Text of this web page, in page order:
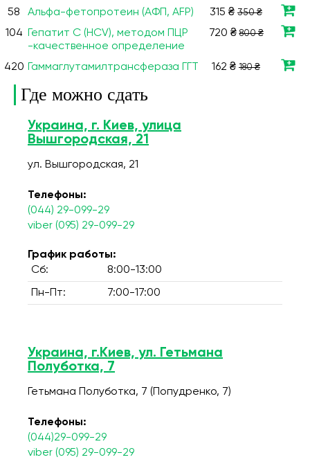
58 Альфа-фетопротеин (АФП, AFP) 315 ₴ 350 ₴
104
Гепатит C (HCV), методом ПЦР
-качественное определение
720 ₴800 ₴
420 Гаммаглутамилтрансфераза ГГТ 162 ₴ 180 ₴
Где можно сдать
Украина, г. Киев, улица
Вышгородская, 21
ул. Вышгородская, 21
Телефоны:
(044) 29-099-29
viber (095) 29-099-29
График работы:
Сб:
8:00-13:00
Пн-Пт: 7:00-17:00
Украина, г.Киев, ул. Гетьмана
Полуботка, 7
Гетьмана Полуботка, 7 (Попудренко, 7)
Телефоны:
(044)29-099-29
viber (095) 29-099-29